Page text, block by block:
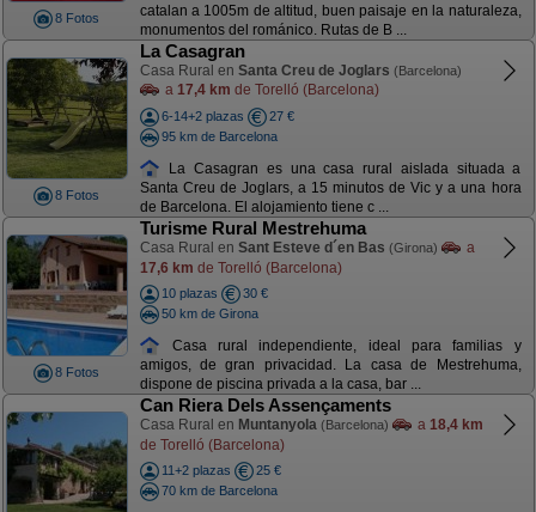
8 Fotos
catalan a 1005m de altitud, buen paisaje en la naturaleza,
monumentos del románico. Rutas de B ...
8 Fotos
La Casagran
Casa Rural en Santa Creu de Joglars (Barcelona)
a 17,4 km de Torelló (Barcelona)
6-14+2 plazas
27 €
95 km de Barcelona
La Casagran es una casa rural aislada situada a
Santa Creu de Joglars, a 15 minutos de Vic y a una hora
de Barcelona. El alojamiento tiene c ...
8 Fotos
Turisme Rural Mestrehuma
Casa Rural en Sant Esteve d´en Bas (Girona)
a
17,6 km de Torelló (Barcelona)
10 plazas
30 €
50 km de Girona
Casa rural independiente, ideal para familias y
amigos, de gran privacidad. La casa de Mestrehuma,
dispone de piscina privada a la casa, bar ...
Can Riera Dels Assençaments
Casa Rural en Muntanyola (Barcelona) a 18,4 km
de Torelló (Barcelona)
11+2 plazas
25 €
70 km de Barcelona